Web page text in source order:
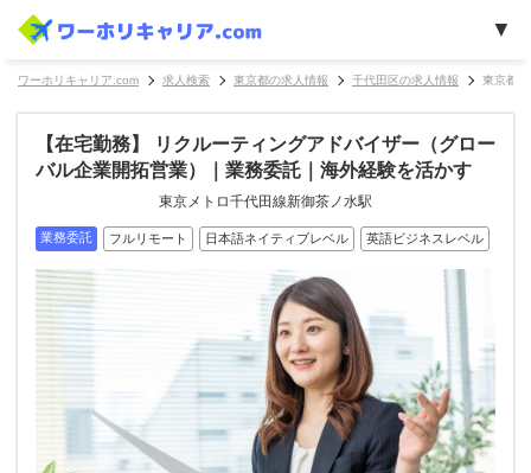
ワーホリキャリア.com 求人検索 東京都の求人情報 千代田区の求人情報 東京都
【在宅勤務】 リクルーティングアドバイザー（グロー
バル企業開拓営業）｜業務委託｜海外経験を活かす
東京メトロ千代田線新御茶ノ水駅
業務委託 フルリモート 日本語ネイティブレベル 英語ビジネスレベル